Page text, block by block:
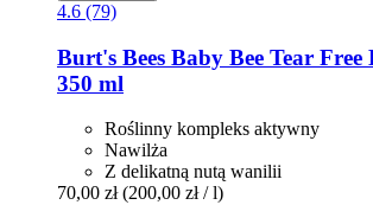
4.6 (79)
Burt's Bees Baby Bee Tear
350 ml
Roślinny kompleks aktywny
Nawilża
Z delikatną nutą wanilii
70,00 zł (200,00 zł / l)